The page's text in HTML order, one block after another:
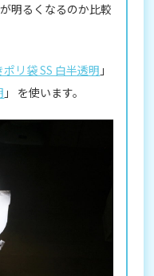
明るくなるのか比較
ポリ袋 SS 白半透明 」
」 を使います。